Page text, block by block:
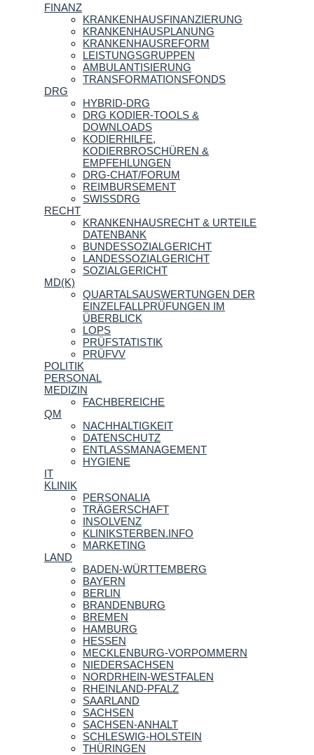
FINANZ
KRANKENHAUSFINANZIERUNG
KRANKENHAUSPLANUNG
KRANKENHAUSREFORM
LEISTUNGSGRUPPEN
AMBULANTISIERUNG
TRANSFORMATIONSFONDS
DRG
HYBRID-DRG
DRG KODIER-TOOLS &
DOWNLOADS
KODIERHILFE,
KODIERBROSCHÜREN &
EMPFEHLUNGEN
DRG-CHAT/FORUM
REIMBURSEMENT
SWISSDRG
RECHT
KRANKENHAUSRECHT & URTEILE
DATENBANK
BUNDESSOZIALGERICHT
LANDESSOZIALGERICHT
SOZIALGERICHT
MD(K)
QUARTALSAUSWERTUNGEN DER
EINZELFALLPRÜFUNGEN IM
ÜBERBLICK
LOPS
PRÜFSTATISTIK
PRÜFVV
POLITIK
PERSONAL
MEDIZIN
FACHBEREICHE
QM
NACHHALTIGKEIT
DATENSCHUTZ
ENTLASSMANAGEMENT
HYGIENE
IT
KLINIK
PERSONALIA
TRÄGERSCHAFT
INSOLVENZ
KLINIKSTERBEN.INFO
MARKETING
LAND
BADEN-WÜRTTEMBERG
BAYERN
BERLIN
BRANDENBURG
BREMEN
HAMBURG
HESSEN
MECKLENBURG-VORPOMMERN
NIEDERSACHSEN
NORDRHEIN-WESTFALEN
RHEINLAND-PFALZ
SAARLAND
SACHSEN
SACHSEN-ANHALT
SCHLESWIG-HOLSTEIN
THÜRINGEN